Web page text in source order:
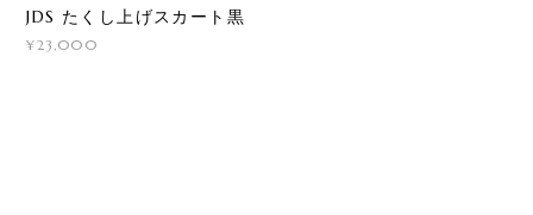
JDS たくし上げスカート黒
¥23,000